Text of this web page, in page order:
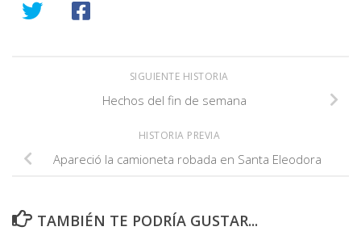
SIGUIENTE HISTORIA
Hechos del fin de semana
HISTORIA PREVIA
Apareció la camioneta robada en Santa Eleodora
TAMBIÉN TE PODRÍA GUSTAR...